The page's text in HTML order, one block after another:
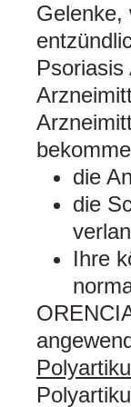
Gelenke,
die
die
Ihre